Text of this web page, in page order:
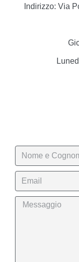
Indirizzo: Via